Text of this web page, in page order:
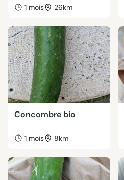
1 mois 26km
Concombre bio
1 mois 8km